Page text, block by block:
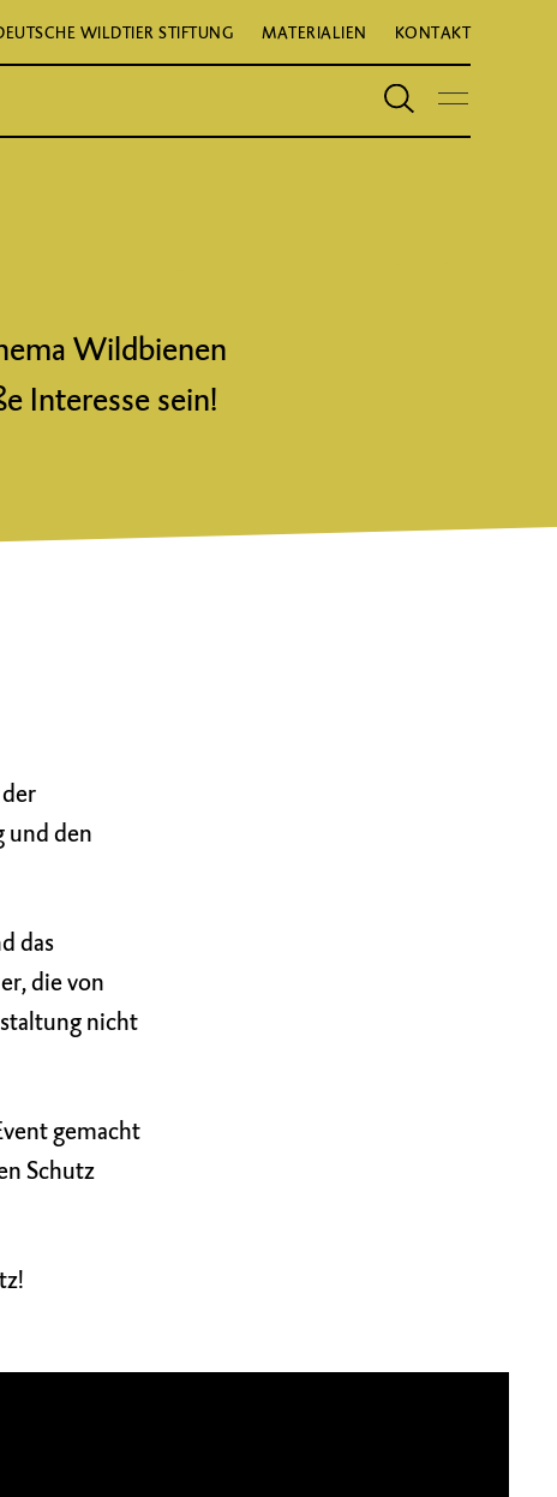
WILDTIER STIFTUNG MATERIALIEN KONTAKT
Wildbienen
Interesse sein!
und den
das
die von
nicht
gemacht
Schutz